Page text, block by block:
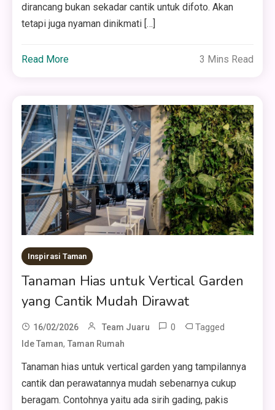
dirancang bukan sekadar cantik untuk difoto. Akan
tetapi juga nyaman dinikmati […]
Read More 3 Mins Read
Inspirasi Taman
Tanaman Hias untuk Vertical Garden
yang Cantik Mudah Dirawat
16/02/2026 Team Juaru 0 Tagged
Ide Taman,Taman Rumah
Tanaman hias untuk vertical garden yang tampilannya
cantik dan perawatannya mudah sebenarnya cukup
beragam. Contohnya yaitu ada sirih gading, pakis